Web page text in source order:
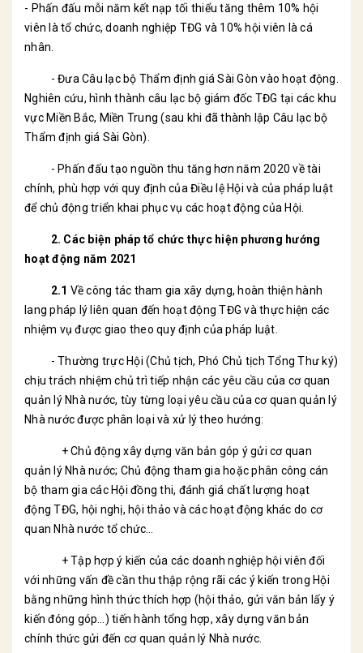
- Phấn đấu mỗi năm kết nạp tối thiểu tăng thêm 10% hội
viên là tổ chức, doanh nghiệp TĐG và 10% hội viên là cá
nhân.
- Đưa Câu lạc bộ Thẩm định giá Sài Gòn vào hoạt động.
Nghiên cứu, hình thành câu lạc bộ giám đốc TĐG tại các khu
vực Miền Bắc, Miền Trung (sau khi đã thành lập Câu lạc bộ
Thẩm định giá Sài Gòn).
- Phấn đấu tạo nguồn thu tăng hơn năm 2020 về tài
chính, phù hợp với quy định của Điều lệ Hội và của pháp luật
để chủ động triển khai phục vụ các hoạt động của Hội.
2. Các biện pháp tổ chức thực hiện phương hướng
hoạt động năm 2021
2.1 Về công tác tham gia xây dựng, hoàn thiện hành
lang pháp lý liên quan đến hoạt động TĐG và thực hiện các
nhiệm vụ được giao theo quy định của pháp luật.
- Thường trực Hội (Chủ tịch, Phó Chủ tịch Tổng Thư ký)
chịu trách nhiệm chủ trì tiếp nhận các yêu cầu của cơ quan
quản lý Nhà nước, tùy từng loại yêu cầu của cơ quan quản lý
Nhà nước được phân loại và xử lý theo hướng:
+ Chủ động xây dựng văn bản góp ý gửi cơ quan
quản lý Nhà nước; Chủ động tham gia hoặc phân công cán
bộ tham gia các Hội đồng thi, đánh giá chất lượng hoạt
động TĐG, hội nghị, hội thảo và các hoạt động khác do cơ
quan Nhà nước tổ chức…
+ Tập hợp ý kiến của các doanh nghiệp hội viên đối
với những vấn đề cần thu thập rộng rãi các ý kiến trong Hội
bằng những hình thức thích hợp (hội thảo, gửi văn bản lấy ý
kiến đóng góp…) tiến hành tổng hợp, xây dựng văn bản
chính thức gửi đến cơ quan quản lý Nhà nước.